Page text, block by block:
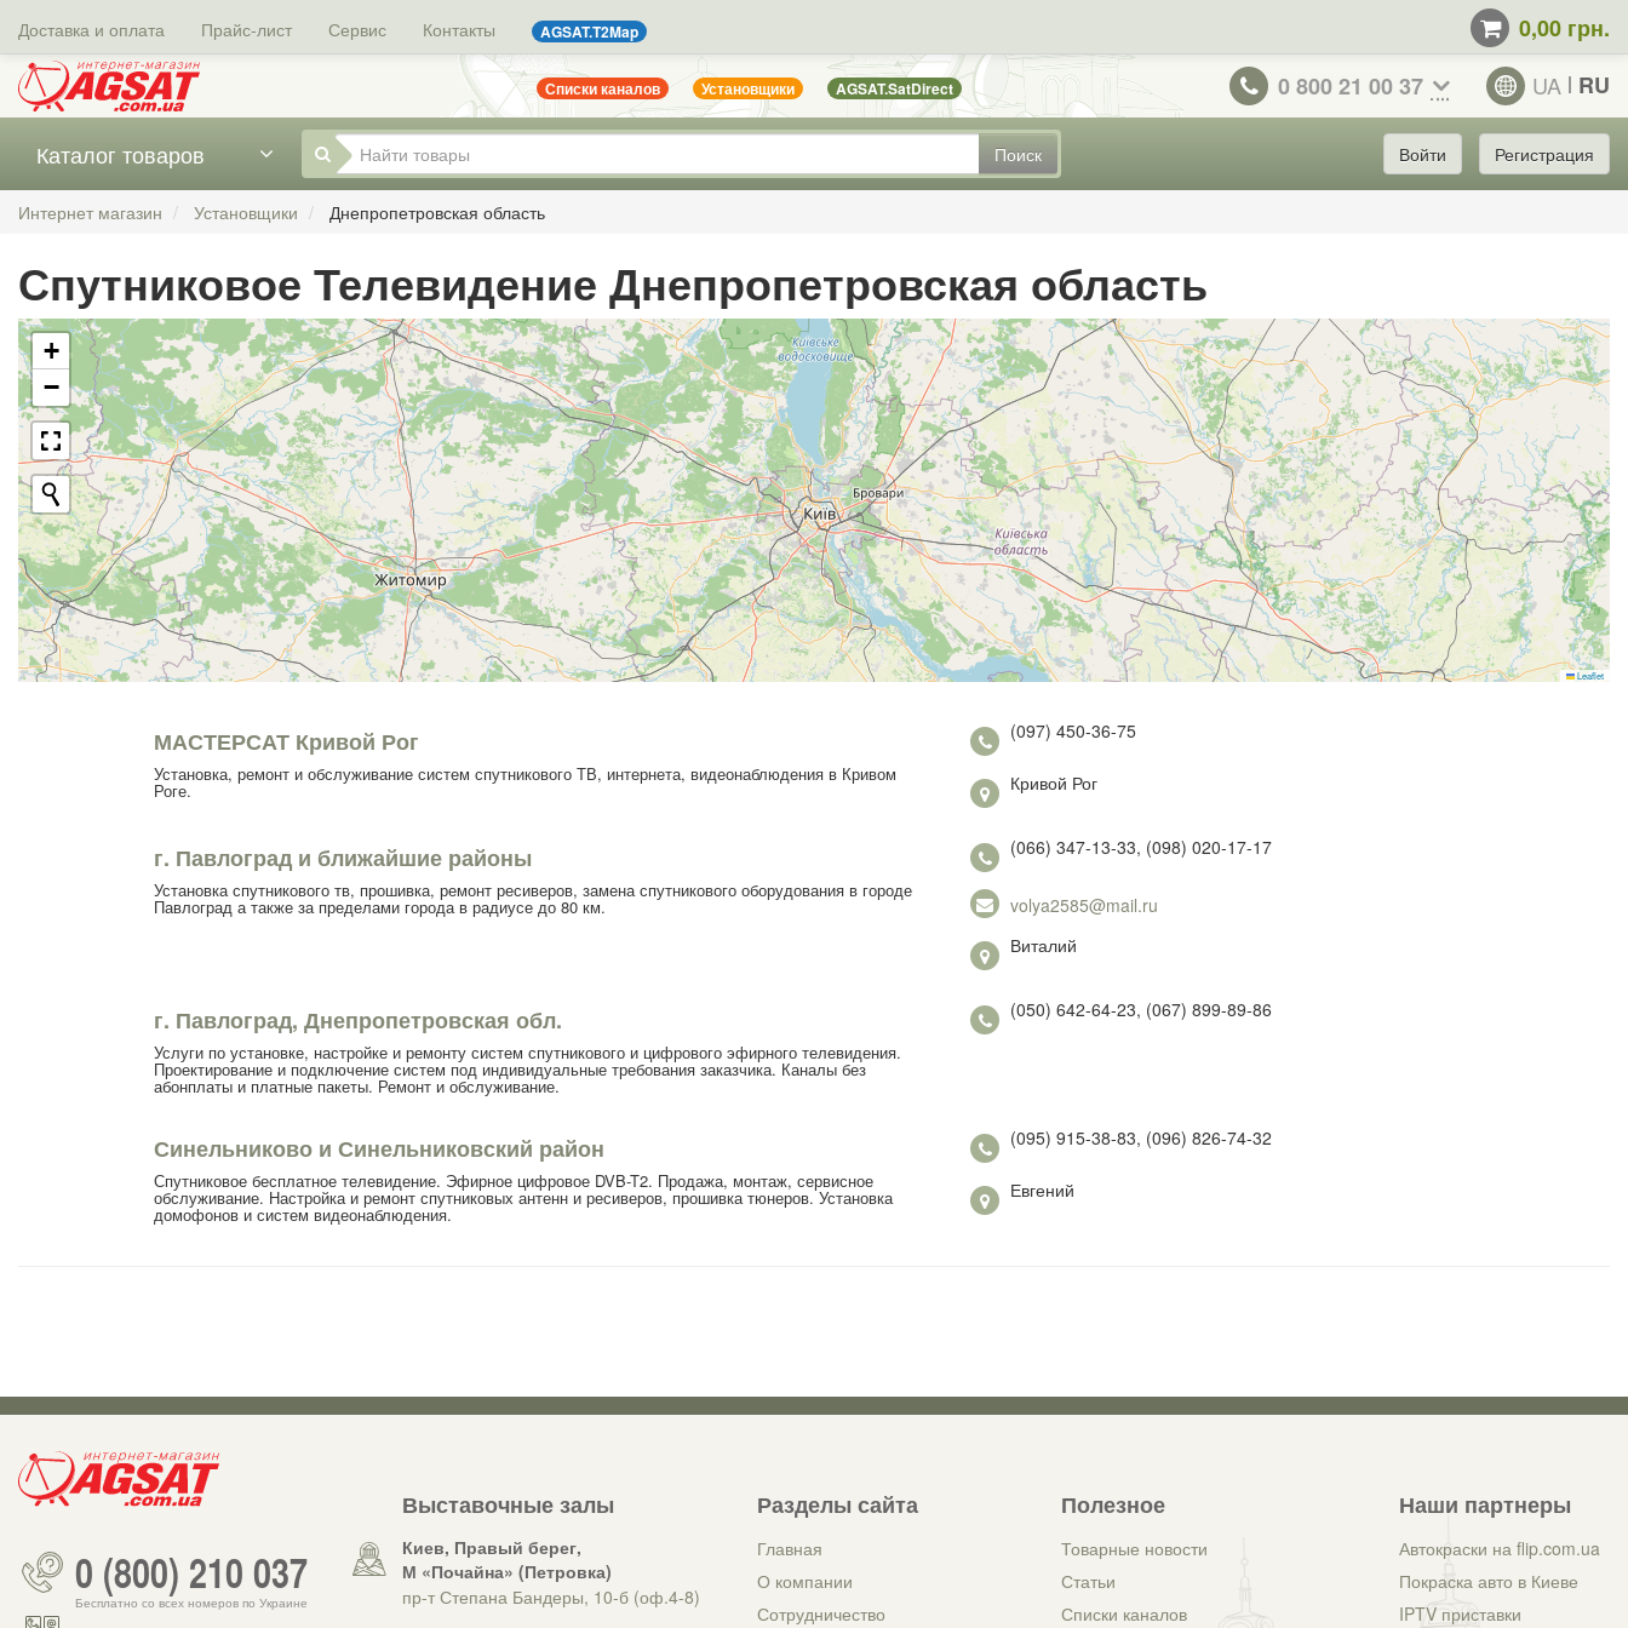
Доставка и оплата Прайс-лист Сервис Контакты AGSAT.T2Map 0,00 грн.
Списки каналов Установщики AGSAT.SatDirect 0 800 21 00 37 UA RU
Поиск
Каталог товаров Войти Регистрация
Интернет магазин Установщики Днепропетровская область
Спутниковое Телевидение Днепропетровская область
+
−
Leaflet
МАСТЕРСАТ Кривой Рог
Установка, ремонт и обслуживание систем спутникового ТВ, интернета, видеонаблюдения в Кривом
Роге.
(097) 450-36-75
Кривой Рог
г. Павлоград и ближайшие районы
Установка спутникового тв, прошивка, ремонт ресиверов, замена спутникового оборудования в городе
Павлоград а также за пределами города в радиусе до 80 км.
(066) 347-13-33, (098) 020-17-17
volya2585@mail.ru
Виталий
г. Павлоград, Днепропетровская обл.
Услуги по установке, настройке и ремонту систем спутникового и цифрового эфирного телевидения.
Проектирование и подключение систем под индивидуальные требования заказчика. Каналы без
абонплаты и платные пакеты. Ремонт и обслуживание.
(050) 642-64-23, (067) 899-89-86
Синельниково и Синельниковский район
Спутниковое бесплатное телевидение. Эфирное цифровое DVB-T2. Продажа, монтаж, сервисное
обслуживание. Настройка и ремонт спутниковых антенн и ресиверов, прошивка тюнеров. Установка
домофонов и систем видеонаблюдения.
(095) 915-38-83, (096) 826-74-32
Евгений
0 (800) 210 037
Бесплатно со всех номеров по Украине
Выставочные залы
Киев, Правый берег,
М «Почайна» (Петровка)
пр-т Степана Бандеры, 10-б (оф.4-8)
Разделы сайта
Главная
О компании
Сотрудничество
Полезное
Товарные новости
Статьи
Списки каналов
Наши партнеры
Автокраски на flip.com.ua
Покраска авто в Киеве
IPTV приставки